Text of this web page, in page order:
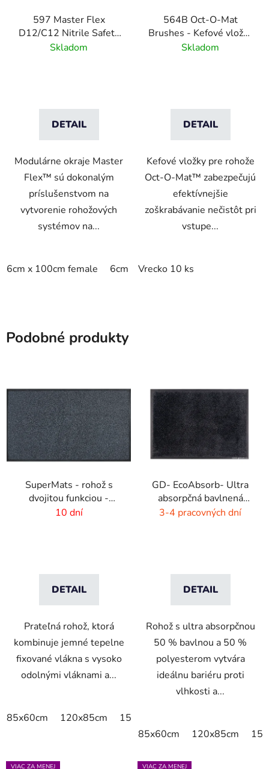
597 Master Flex
D12/C12 Nitrile Safety
Ramps - Pripojiteľné
Skladom
DETAIL
Modulárne okraje Master
Flex™ sú dokonalým
príslušenstvom na
vytvorenie rohožových
systémov na...
6cm x 100cm female 6cm x 100cm male
564B Oct-O-Mat
Brushes - Kefové vložky
pre vstupné rohožové
Skladom
DETAIL
Kefové vložky pre rohože
Oct-O-Mat™ zabezpečujú
efektívnejšie
zoškrabávanie nečistôt pri
vstupe...
Vrecko 10 ks
Podobné produkty
SuperMats - rohož s
dvojitou funkciou -
zoškrabanie a utretie
10 dní
DETAIL
Prateľná rohož, ktorá
kombinuje jemné tepelne
fixované vlákna s vysoko
odolnými vláknami a...
85x60cm 120x85cm 150x85cm
GD- EcoAbsorb- Ultra
absorpčná bavlnená
rohož -sivý melír
3-4 pracovných dní
DETAIL
Rohož s ultra absorpčnou
50 % bavlnou a 50 %
polyesterom vytvára
ideálnu bariéru proti
vlhkosti a...
85x60cm 120x85cm
VIAC ZA MENEJ VIAC ZA MENEJ